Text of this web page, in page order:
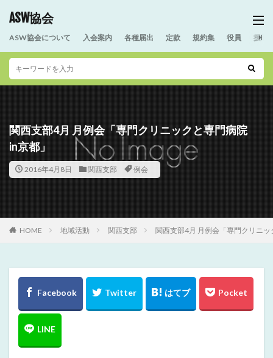
ASW協会
ASW協会について 入会案内 各種届出 定款 規約集 役員 援助
関西支部4月 月例会「専門クリニックと専門病院
in京都」
2016年4月8日 関西支部 例会
HOME 地域活動 関西支部 関西支部4月 月例会「専門クリニ